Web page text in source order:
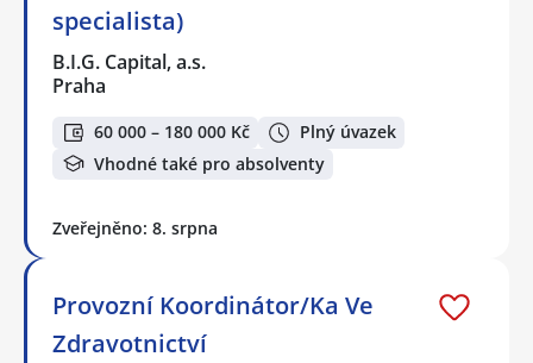
specialista)
B.I.G. Capital, a.s.
Praha
60 000 – 180 000 Kč
Plný úvazek
Vhodné také pro absolventy
Zveřejněno: 8. srpna
Provozní Koordinátor/Ka Ve
Zdravotnictví